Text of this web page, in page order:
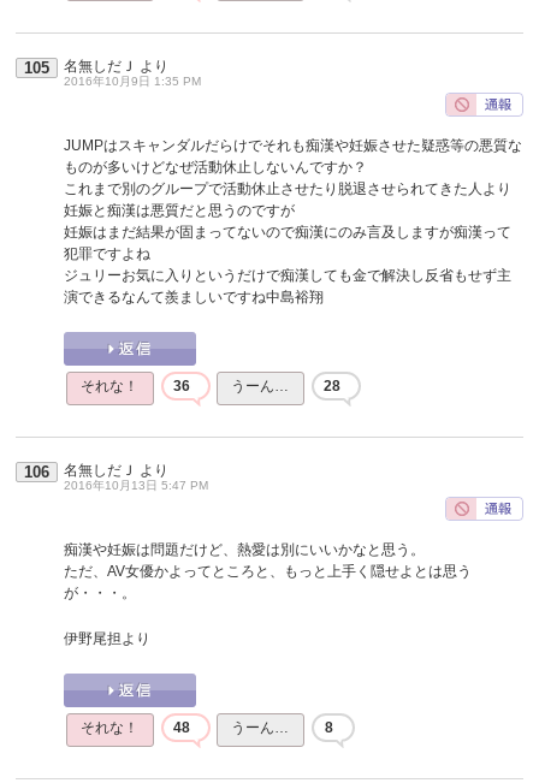
105 名無しだＪ より
2016年10月9日 1:35 PM
JUMPはスキャンダルだらけでそれも痴漢や妊娠させた疑惑等の悪質な
ものが多いけどなぜ活動休止しないんですか？
これまで別のグループで活動休止させたり脱退させられてきた人より
妊娠と痴漢は悪質だと思うのですが
妊娠はまだ結果が固まってないので痴漢にのみ言及しますが痴漢って
犯罪ですよね
ジュリーお気に入りというだけで痴漢しても金で解決し反省もせず主
演できるなんて羨ましいですね中島裕翔
それな！ 36 うーん… 28
106 名無しだＪ より
2016年10月13日 5:47 PM
痴漢や妊娠は問題だけど、熱愛は別にいいかなと思う。
ただ、AV女優かよってところと、もっと上手く隠せよとは思う
が・・・。
伊野尾担より
それな！ 48 うーん… 8